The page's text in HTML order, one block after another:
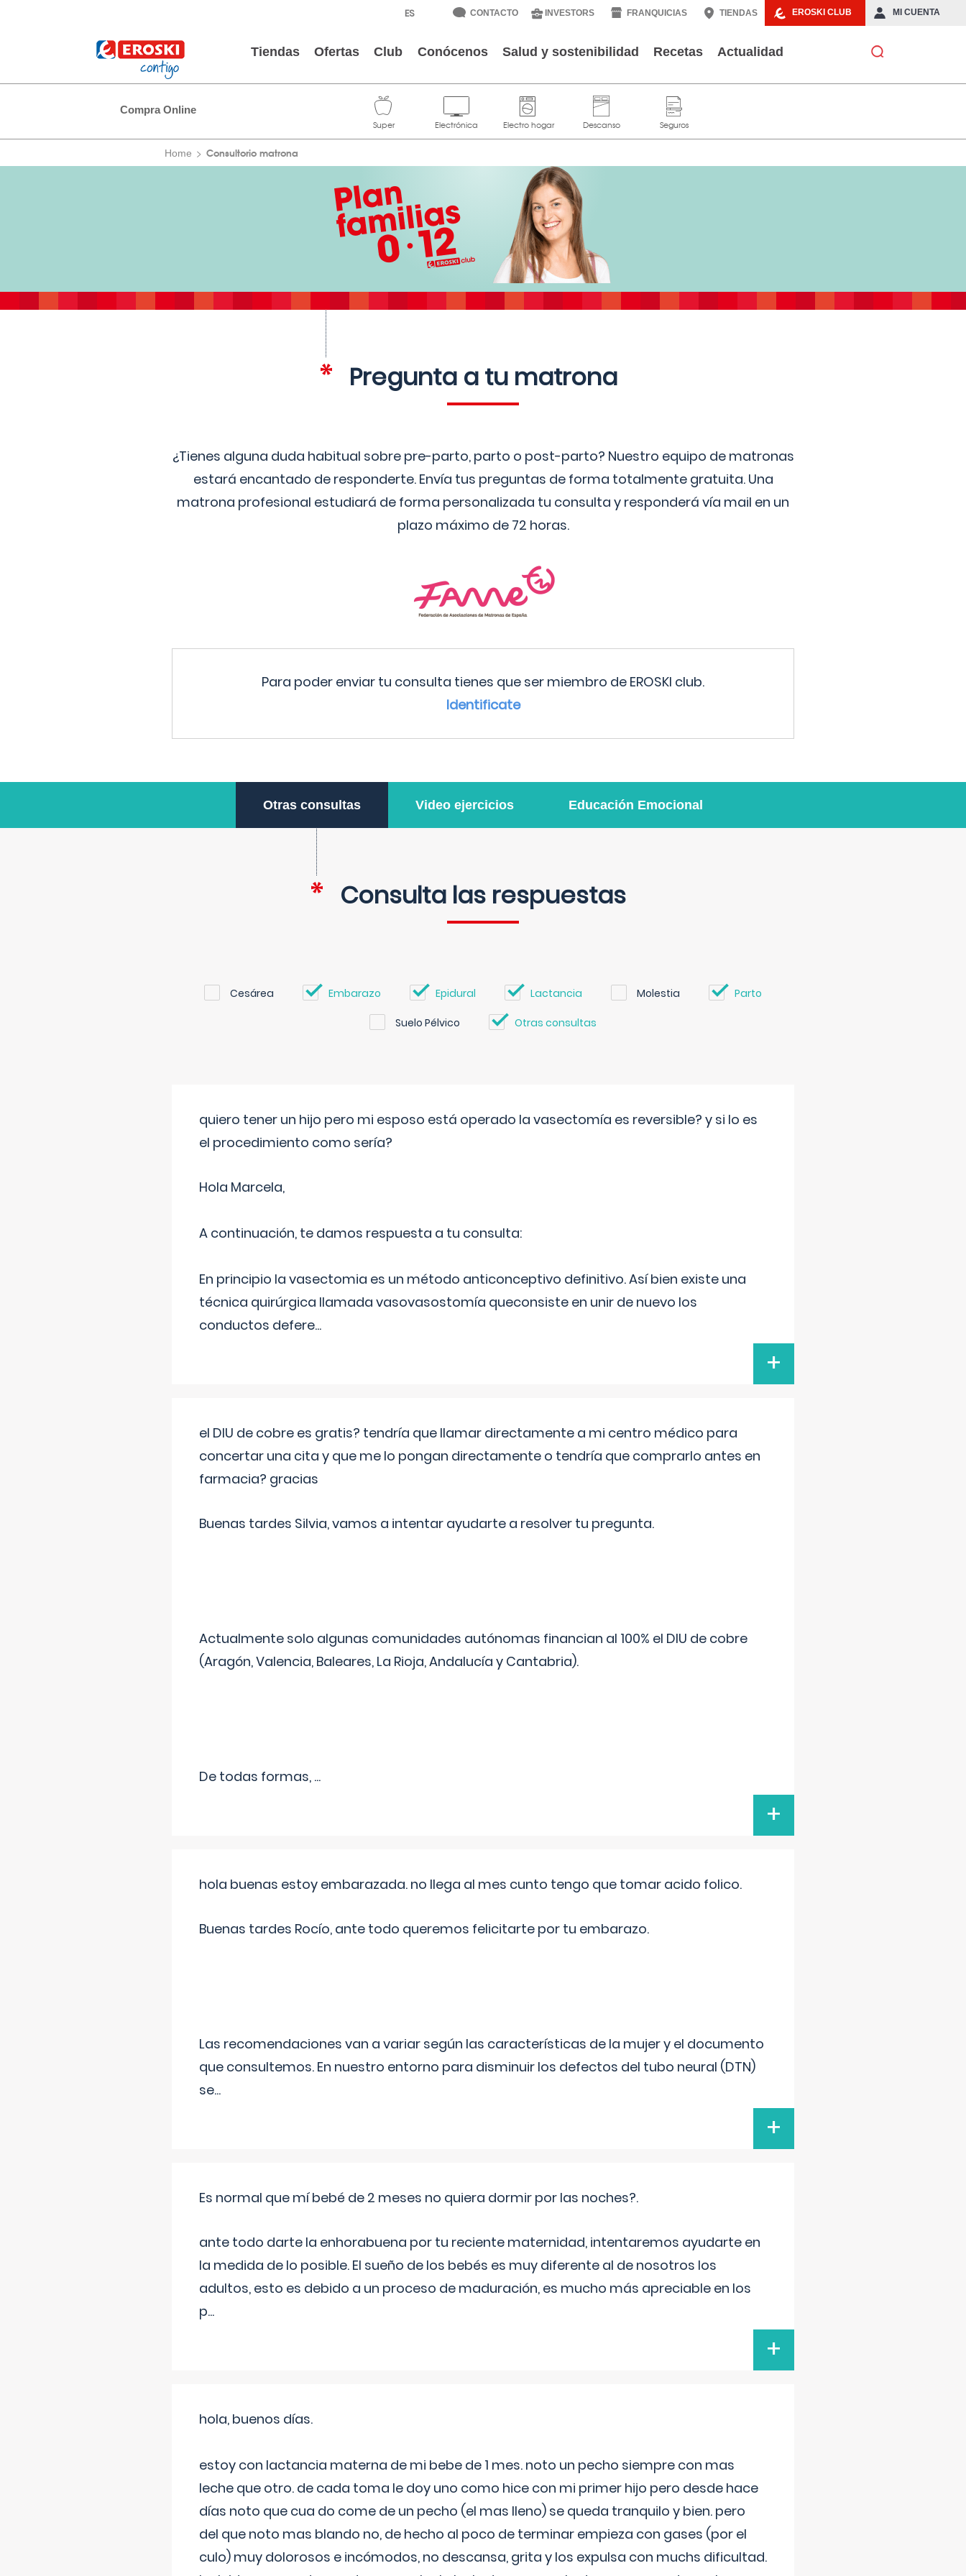
EROSKI CLUB MI CUENTA
CONTACTO INVESTORS FRANQUICIAS TIENDAS
Tiendas Ofertas Club Conócenos Salud y sostenibilidad Recetas Actualidad
Compra Online
Home Consultorio matrona
Pregunta a tu matrona
¿Tienes alguna duda habitual sobre pre-parto, parto o post-parto? Nuestro equipo de matronas
estará encantado de responderte. Envía tus preguntas de forma totalmente gratuita. Una
matrona profesional estudiará de forma personalizada tu consulta y responderá vía mail en un
plazo máximo de 72 horas.
Para poder enviar tu consulta tienes que ser miembro de EROSKI club.
Identificate
Otras consultas Video ejercicios Educación Emocional
Consulta las respuestas
Cesárea Embarazo Epidural Lactancia Molestia Parto
Suelo Pélvico Otras consultas
quiero tener un hijo pero mi esposo está operado la vasectomía es reversible? y si lo es
el procedimiento como sería?
Hola Marcela,
A continuación, te damos respuesta a tu consulta:
En principio la vasectomia es un método anticonceptivo definitivo. Así bien existe una
técnica quirúrgica llamada vasovasostomía queconsiste en unir de nuevo los
conductos defere...
+
el DIU de cobre es gratis? tendría que llamar directamente a mi centro médico para
concertar una cita y que me lo pongan directamente o tendría que comprarlo antes en
farmacia? gracias
Buenas tardes Silvia, vamos a intentar ayudarte a resolver tu pregunta.
Actualmente solo algunas comunidades autónomas financian al 100% el DIU de cobre
(Aragón, Valencia, Baleares, La Rioja, Andalucía y Cantabria).
De todas formas, ...
+
hola buenas estoy embarazada. no llega al mes cunto tengo que tomar acido folico.
Buenas tardes Rocío, ante todo queremos felicitarte por tu embarazo.
Las recomendaciones van a variar según las características de la mujer y el documento
que consultemos. En nuestro entorno para disminuir los defectos del tubo neural (DTN)
se...
+
Es normal que mí bebé de 2 meses no quiera dormir por las noches?.
ante todo darte la enhorabuena por tu reciente maternidad, intentaremos ayudarte en
la medida de lo posible. El sueño de los bebés es muy diferente al de nosotros los
adultos, esto es debido a un proceso de maduración, es mucho más apreciable en los
p...
+
hola, buenos días.
estoy con lactancia materna de mi bebe de 1 mes. noto un pecho siempre con mas
leche que otro. de cada toma le doy uno como hice con mi primer hijo pero desde hace
días noto que cua do come de un pecho (el mas lleno) se queda tranquilo y bien. pero
del que noto mas blando no, de hecho al poco de terminar empieza con gases (por el
culo) muy dolorosos e incómodos, no descansa, grita y los expulsa con muchs dificultad.